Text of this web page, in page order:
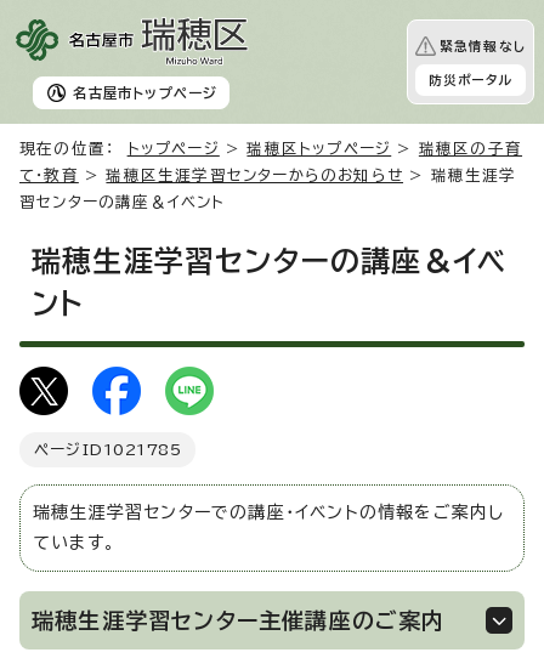
名古屋市 トップページ
緊急情報なし
防災ポータル
現在の位置： トップページ >瑞穂区トップページ > 瑞穂区の子育
て・教育
>瑞穂区生涯学習センターからのお知らせ > 瑞穂生涯学
習センターの講座＆イベント
瑞穂生涯学習センターの講座＆イベ
ント
ページID 1021785
瑞穂生涯学習センターでの講座・イベントの情報をご案内し
ています。
瑞穂生涯学習センター主催講座のご案内